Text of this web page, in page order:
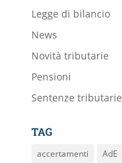
Legge di bilancio
News
Novità tributarie
Pensioni
Sentenze tributarie
TAG
accertamenti AdE